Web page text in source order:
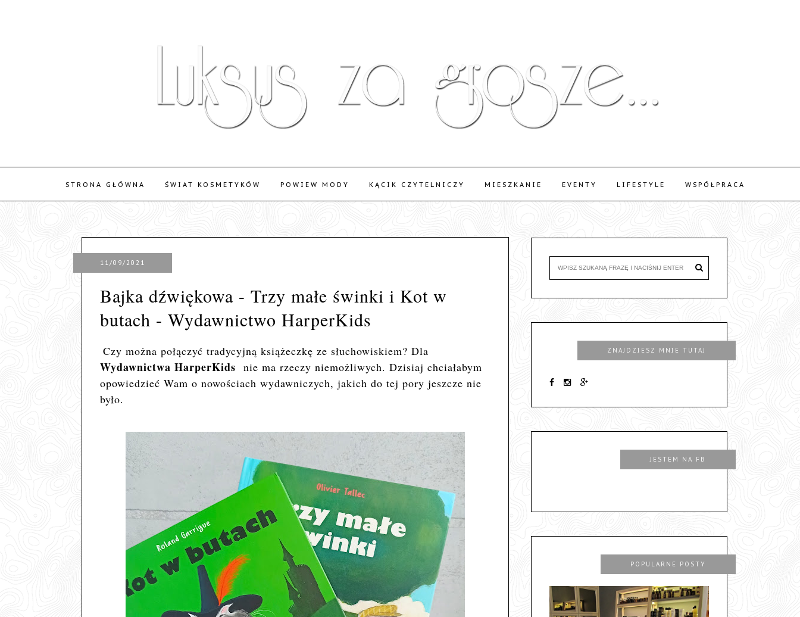
STRONA GŁÓWNA ŚWIAT KOSMETYKÓW POWIEW MODY KĄCIK CZYTELNICZY MIESZKANIE EVENTY LIFESTYLE WSPÓŁPRACA
11/09/2021
Bajka dźwiękowa - Trzy małe świnki i Kot w
butach - Wydawnictwo HarperKids
Czy można połączyć tradycyjną książeczkę ze słuchowiskiem? Dla
Wydawnictwa HarperKids nie ma rzeczy niemożliwych. Dzisiaj chciałabym
opowiedzieć Wam o nowościach wydawniczych, jakich do tej pory jeszcze nie
było.
ZNAJDZIESZ MNIE TUTAJ
JESTEM NA FB
POPULARNE POSTY